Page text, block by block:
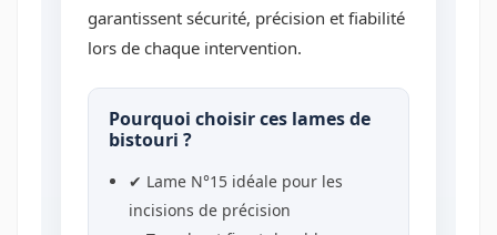
garantissent sécurité, précision et fiabilité
lors de chaque intervention.
Pourquoi choisir ces lames de
bistouri ?
✔ Lame N°15 idéale pour les
incisions de précision